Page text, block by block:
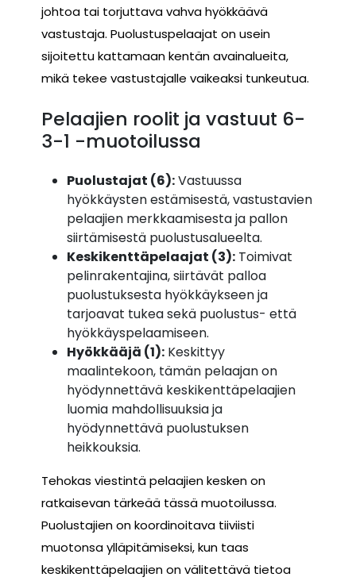
johtoa tai torjuttava vahva hyökkäävä
vastustaja. Puolustuspelaajat on usein
sijoitettu kattamaan kentän avainalueita,
mikä tekee vastustajalle vaikeaksi tunkeutua.
Pelaajien roolit ja vastuut 6-
3-1 -muotoilussa
Puolustajat (6):Vastuussa
hyökkäysten estämisestä, vastustavien
pelaajien merkkaamisesta ja pallon
siirtämisestä puolustusalueelta.
Keskikenttäpelaajat (3): Toimivat
pelinrakentajina, siirtävät palloa
puolustuksesta hyökkäykseen ja
tarjoavat tukea sekä puolustus- että
hyökkäyspelaamiseen.
Hyökkääjä (1): Keskittyy
maalintekoon, tämän pelaajan on
hyödynnettävä keskikenttäpelaajien
luomia mahdollisuuksia ja
hyödynnettävä puolustuksen
heikkouksia.
Tehokas viestintä pelaajien kesken on
ratkaisevan tärkeää tässä muotoilussa.
Puolustajien on koordinoitava tiiviisti
muotonsa ylläpitämiseksi, kun taas
keskikenttäpelaajien on välitettävä tietoa